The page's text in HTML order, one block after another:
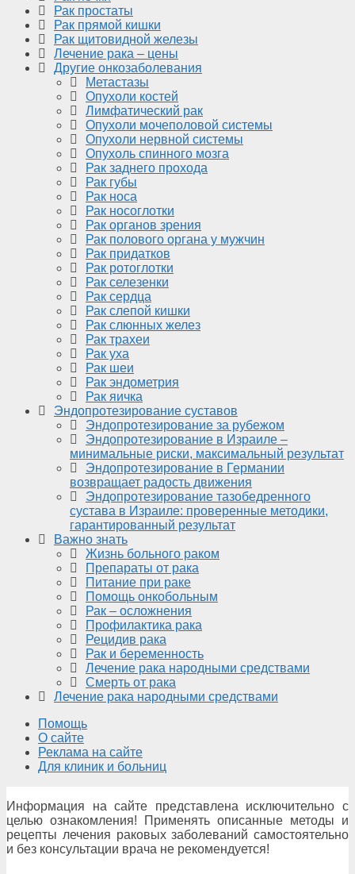
Рак простаты
Рак прямой кишки
Рак щитовидной железы
Лечение рака – цены
Другие онкозаболевания
Метастазы
Опухоли костей
Лимфатический рак
Опухоли мочеполовой системы
Опухоли нервной системы
Опухоль спинного мозга
Рак заднего прохода
Рак губы
Рак носа
Рак носоглотки
Рак органов зрения
Рак полового органа у мужчин
Рак придатков
Рак ротоглотки
Рак селезенки
Рак сердца
Рак слепой кишки
Рак слюнных желез
Рак трахеи
Рак уха
Рак шеи
Рак эндометрия
Рак яичка
Эндопротезирование суставов
Эндопротезирование за рубежом
Эндопротезирование в Израиле –
минимальные риски, максимальный результат
Эндопротезирование в Германии
возвращает радость движения
Эндопротезирование тазобедренного
сустава в Израиле: проверенные методики,
гарантированный результат
Важно знать
Жизнь больного раком
Препараты от рака
Питание при раке
Помощь онкобольным
Рак – осложнения
Профилактика рака
Рецидив рака
Рак и беременность
Лечение рака народными средствами
Смерть от рака
Лечение рака народными средствами
Помощь
О сайте
Реклама на сайте
Для клиник и больниц
Информация на сайте представлена исключительно с
целью ознакомления! Применять описанные методы и
рецепты лечения раковых заболеваний самостоятельно
и без консультации врача не рекомендуется!